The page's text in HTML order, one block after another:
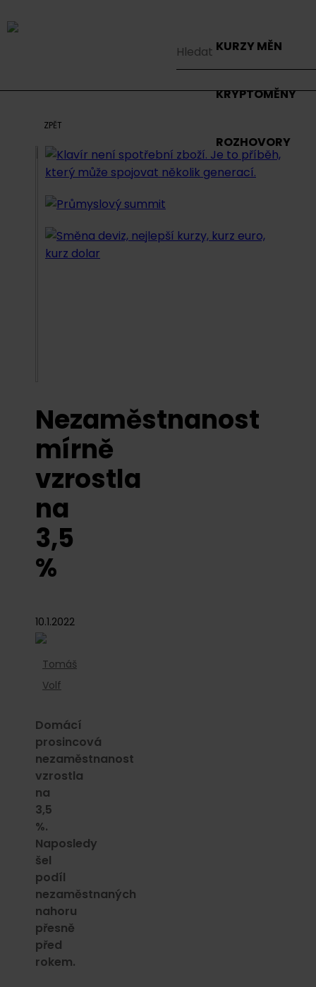
KURZY MĚN
KRYPTOMĚNY
ROZHOVORY
ZPĚT
Nezaměstnanost
mírně
vzrostla
na
3,5
%
10.1.2022
Tomáš
Volf
Domácí
prosincová
nezaměstnanost
vzrostla
na
3,5
%.
Naposledy
šel
podíl
nezaměstnaných
nahoru
přesně
před
rokem.